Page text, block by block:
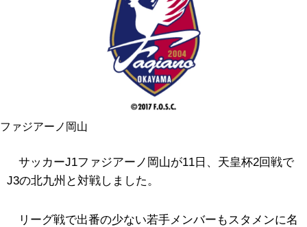
ファジアーノ岡山
サッカーJ1ファジアーノ岡山が11日、天皇杯2回戦で
J3の北九州と対戦しました。
リーグ戦で出番の少ない若手メンバーもスタメンに名